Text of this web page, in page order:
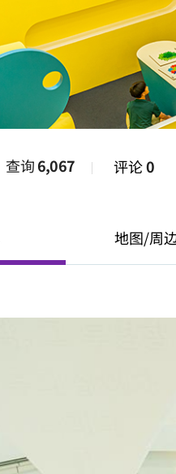
查询6,067 评论0
地图/周